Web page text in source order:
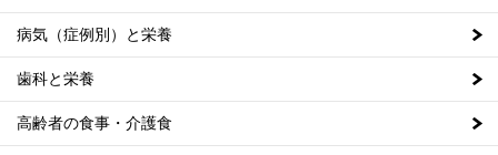
病気（症例別）と栄養
歯科と栄養
高齢者の食事・介護食